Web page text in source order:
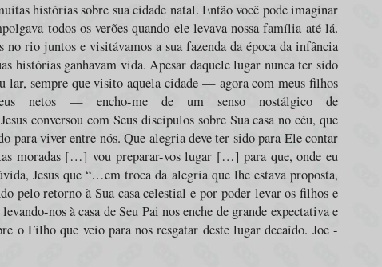
histórias sobre sua cidade natal. Então você pode imaginar
todos os verões quando ele levava nossa família até lá.
no rio juntos e visitávamos a sua fazenda da época da infância
histórias ganhavam vida. Apesar daquele lugar nunca ter sido
lar, sempre que visito aquela cidade — agora com meus filhos
netos — encho-me de um senso nostálgico de
Jesus conversou com Seus discípulos sobre Sua casa no céu, que
para viver entre nós. Que alegria deve ter sido para Ele contar
moradas […] vou preparar-vos lugar […] para que, onde eu
Jesus que “…em troca da alegria que lhe estava proposta,
pelo retorno à Sua casa celestial e por poder levar os filhos e
nos à casa de Seu Pai nos enche de grande expectativa e
o Filho que veio para nos resgatar deste lugar decaído. Joe -